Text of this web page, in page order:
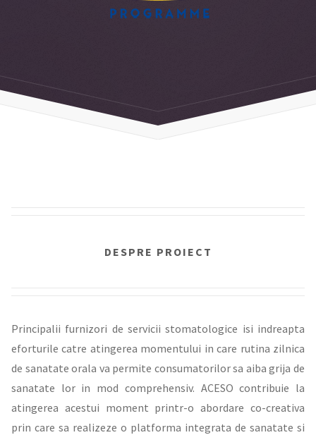
DESPRE PROIECT
Principalii furnizori de servicii stomatologice isi indreapta
eforturile catre atingerea momentului in care rutina zilnica
de sanatate orala va permite consumatorilor sa aiba grija de
sanatate lor in mod comprehensiv. ACESO contribuie la
atingerea acestui moment printr-o abordare co-creativa
prin care sa realizeze o platforma integrata de sanatate si